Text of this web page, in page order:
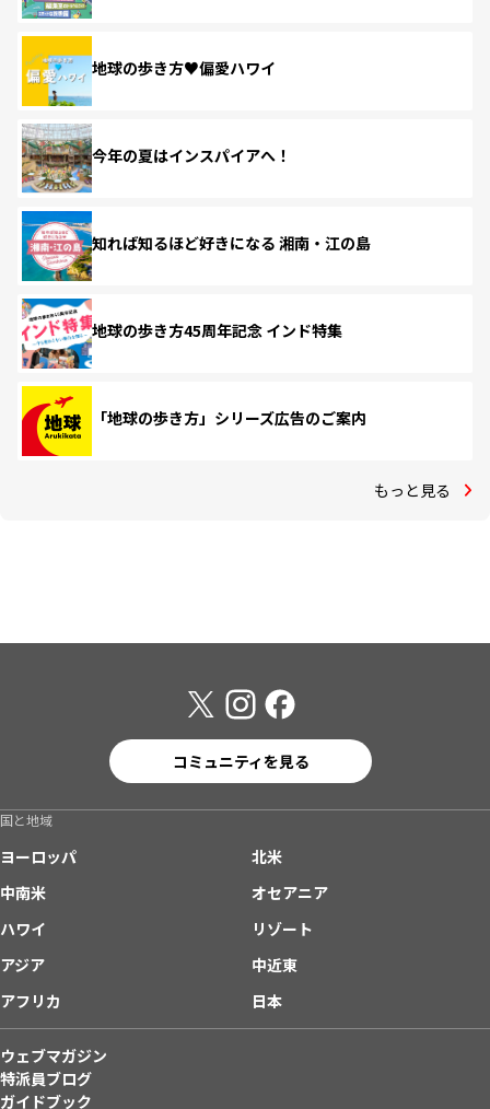
地球の歩き方♥偏愛ハワイ
今年の夏はインスパイアへ！
知れば知るほど好きになる 湘南・江の島
地球の歩き方45周年記念 インド特集
「地球の歩き方」シリーズ広告のご案内
もっと見る
コミュニティを見る
国と地域
ヨーロッパ
北米
中南米
オセアニア
ハワイ
リゾート
アジア
中近東
アフリカ
日本
ウェブマガジン
特派員ブログ
ガイドブック